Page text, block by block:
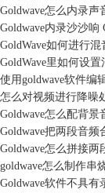
Goldwave怎么内录声
Goldwave内录沙沙响
GoldWave如何进行
GoldWave里如何设
使用goldwave软件编
怎么对视频进行降噪
Goldwave怎么配背景
Goldwave把两段音频
Goldwave怎么拼接两
goldwave怎么制作串
Goldwave软件不具